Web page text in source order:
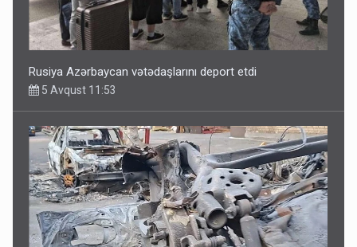
Rusiya Azərbaycan vətədaşlarını deport etdi
5 Avqust 11:53